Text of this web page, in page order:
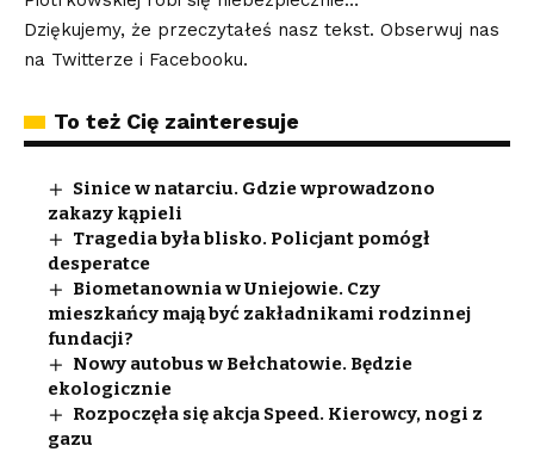
Dziękujemy, że przeczytałeś nasz tekst. Obserwuj nas
na Twitterze i Facebooku.
To też Cię zainteresuje
Sinice w natarciu. Gdzie wprowadzono
zakazy kąpieli
Tragedia była blisko. Policjant pomógł
desperatce
Biometanownia w Uniejowie. Czy
mieszkańcy mają być zakładnikami rodzinnej
fundacji?
Nowy autobus w Bełchatowie. Będzie
ekologicznie
Rozpoczęła się akcja Speed. Kierowcy, nogi z
gazu